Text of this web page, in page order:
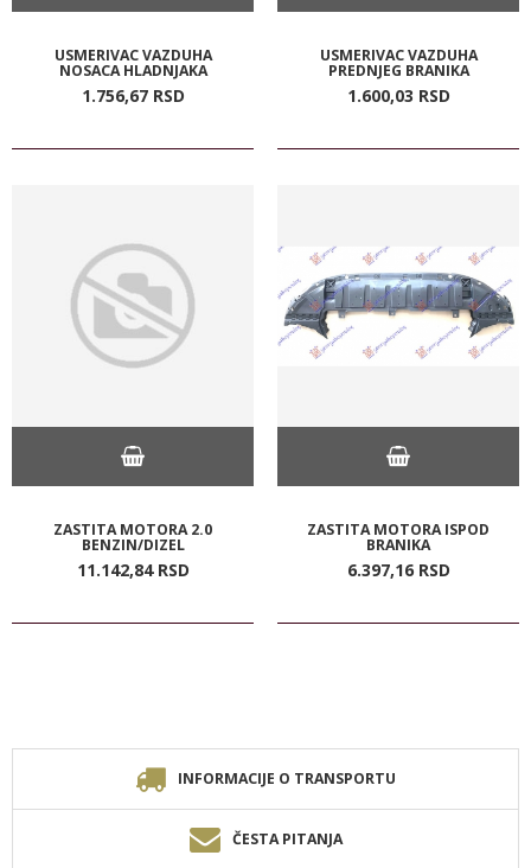
USMERIVAC VAZDUHA
NOSACA HLADNJAKA
1.756,67 RSD
USMERIVAC VAZDUHA
PREDNJEG BRANIKA
1.600,03 RSD
ZASTITA MOTORA 2.0
BENZIN/DIZEL
11.142,84 RSD
ZASTITA MOTORA ISPOD
BRANIKA
6.397,16 RSD
INFORMACIJE O TRANSPORTU
ČESTA PITANJA